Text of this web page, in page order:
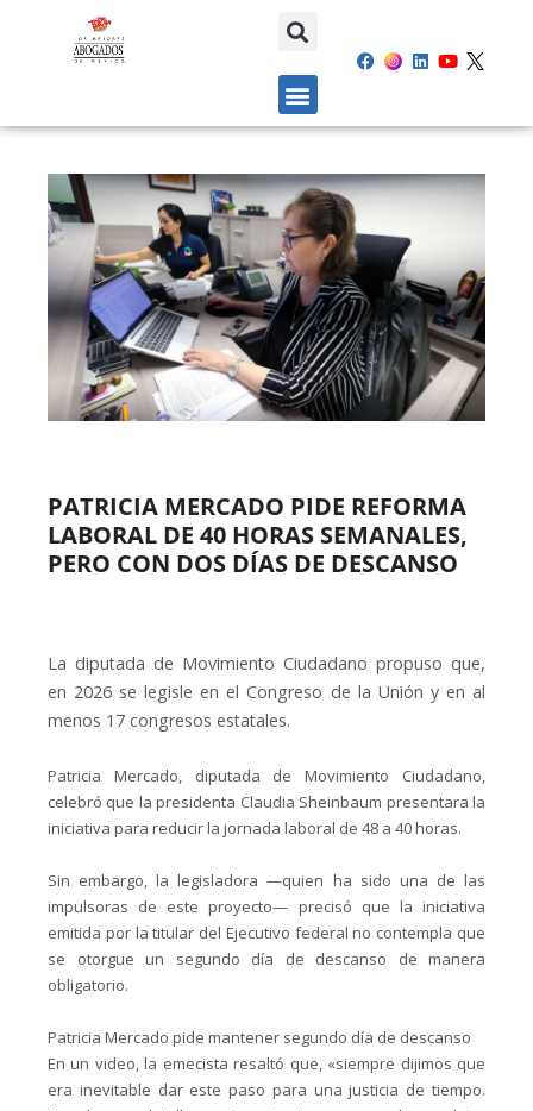
PATRICIA MERCADO PIDE REFORMA
LABORAL DE 40 HORAS SEMANALES,
PERO CON DOS DÍAS DE DESCANSO
La diputada de Movimiento Ciudadano propuso que,
en 2026 se legisle en el Congreso de la Unión y en al
menos 17 congresos estatales.
Patricia Mercado, diputada de Movimiento Ciudadano,
celebró que la presidenta Claudia Sheinbaum presentara la
iniciativa para reducir la jornada laboral de 48 a 40 horas.
Sin embargo, la legisladora —quien ha sido una de las
impulsoras de este proyecto— precisó que la iniciativa
emitida por la titular del Ejecutivo federal no contempla que
se otorgue un segundo día de descanso de manera
obligatorio.
Patricia Mercado pide mantener segundo día de descanso
En un video, la emecista resaltó que, «siempre dijimos que
era inevitable dar este paso para una justicia de tiempo.